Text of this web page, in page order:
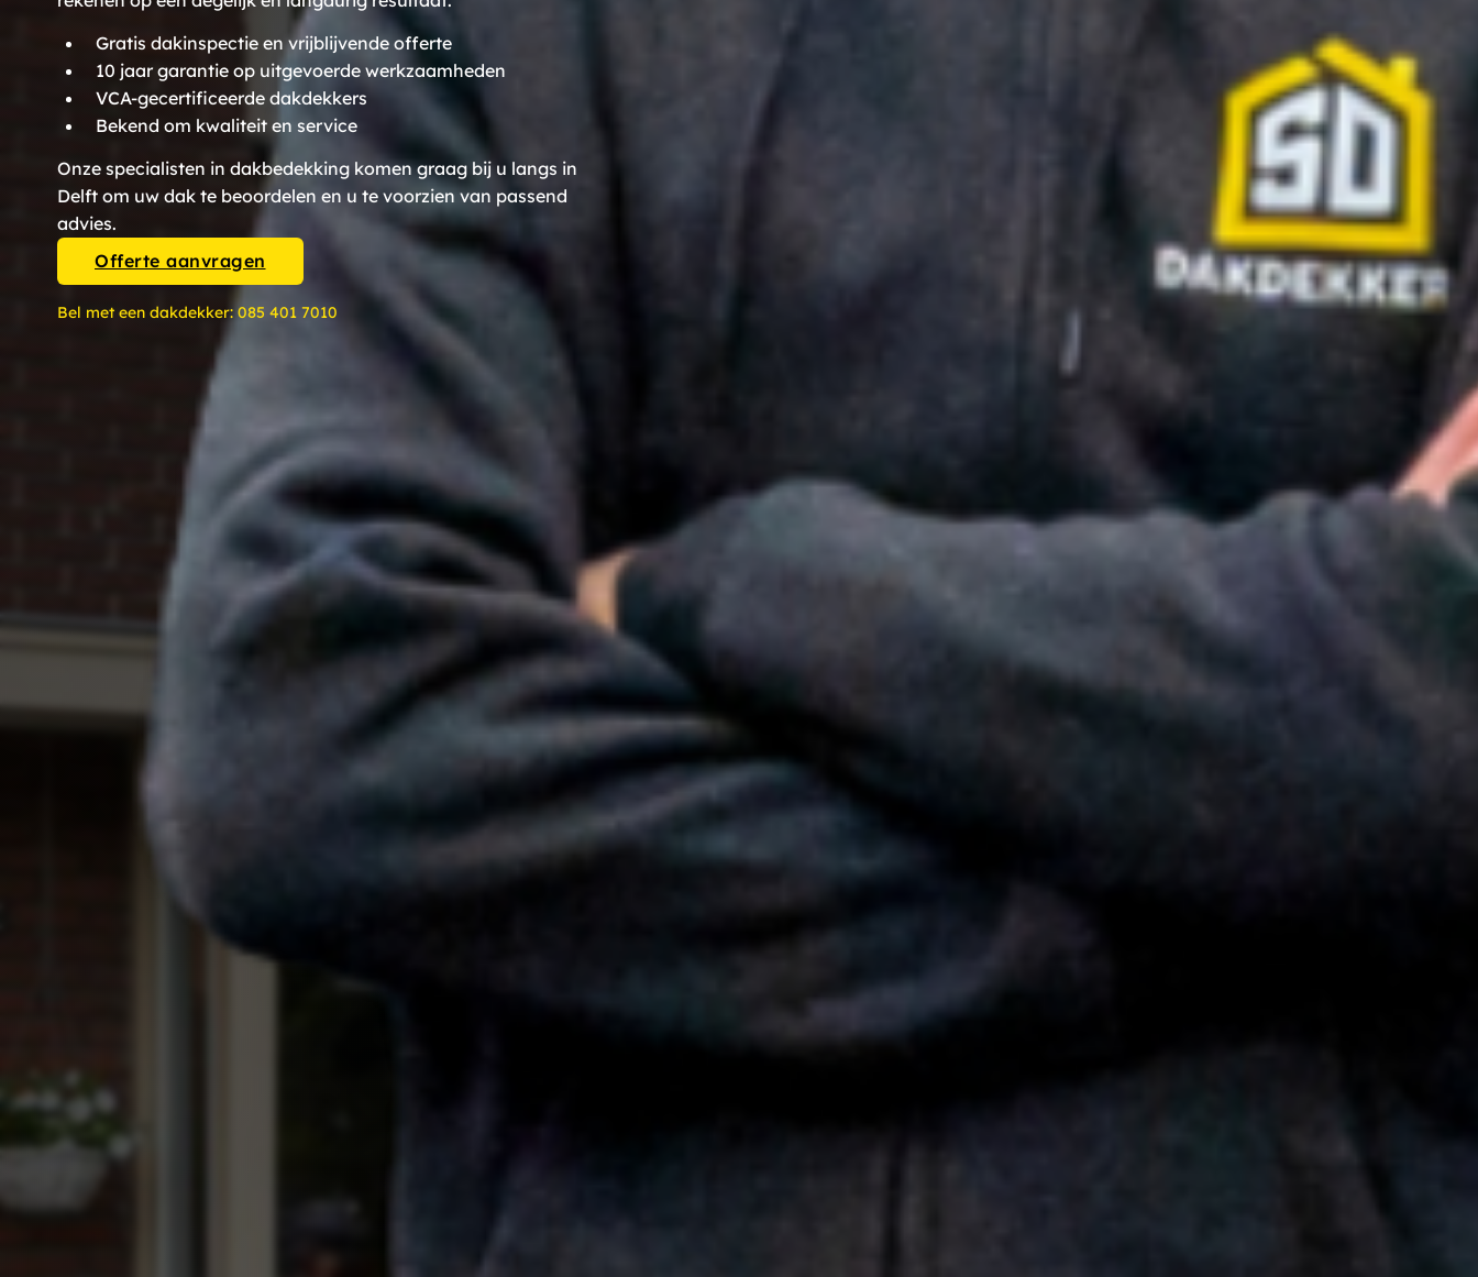
Gratis dakinspectie en vrijblijvende offerte
10 jaar garantie op uitgevoerde werkzaamheden
VCA-gecertificeerde dakdekkers
Bekend om kwaliteit en service
Onze specialisten in dakbedekking komen graag bij u langs in
Delft om uw dak te beoordelen en u te voorzien van passend
advies.
Offerte aanvragen
Bel met een dakdekker: 085 401 7010